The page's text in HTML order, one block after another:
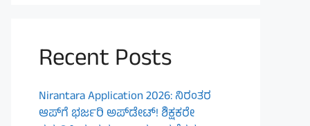
Recent Posts
Nirantara Application 2026: ನಿರಂತರ
ಆಪ್‌ಗೆ ಭರ್ಜರಿ ಅಪ್‌ಡೇಟ್! ಶಿಕ್ಷಕರೇ